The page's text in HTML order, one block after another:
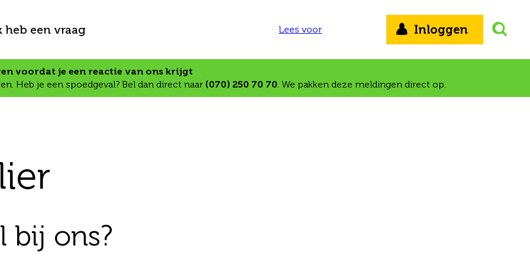
heb een vraag Inloggen
Lees voor
voordat je een reactie van ons krijgt
Heb je een spoedgeval? Bel dan direct naar (070) 250 70 70. We pakken deze meldingen direct op.
bij ons?